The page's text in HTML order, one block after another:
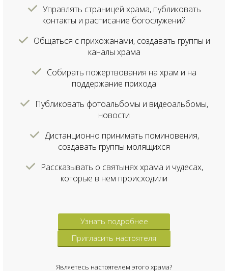
Управлять страницей храма, публиковать
контакты и расписание богослужений
Общаться с прихожанами, создавать группы и
каналы храма
Собирать пожертвования на храм и на
поддержание прихода
Публиковать фотоальбомы и видеоальбомы,
новости
Дистанционно принимать поминовения,
создавать группы молящихся
Рассказывать о святынях храма и чудесах,
которые в нем происходили
Узнать подробнее
Пригласить настоятеля
Являетесь настоятелем этого храма?